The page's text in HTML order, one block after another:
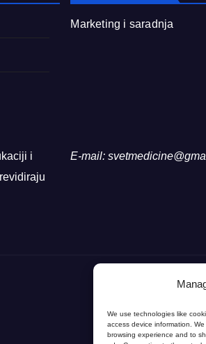
We use technologies like
access device information.
browsing experience and to
Marketing i saradnja
i
E-mail: